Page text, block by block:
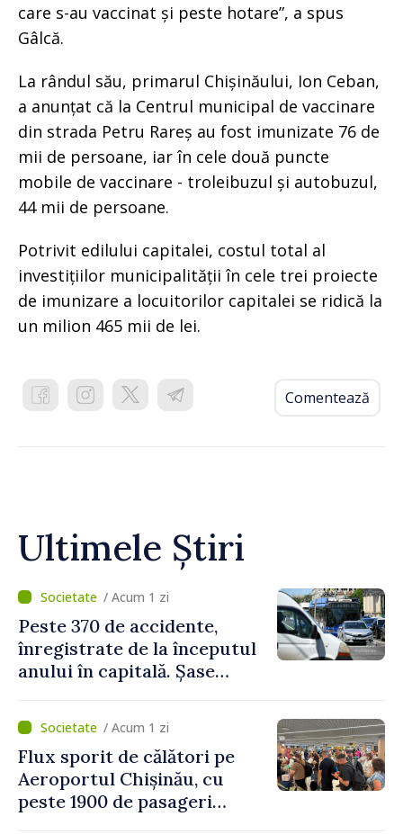
care s-au vaccinat și peste hotare”, a spus
Gâlcă.
La rândul său, primarul Chișinăului, Ion Ceban,
a anunțat că la Centrul municipal de vaccinare
din strada Petru Rareș au fost imunizate 76 de
mii de persoane, iar în cele două puncte
mobile de vaccinare - troleibuzul și autobuzul,
44 mii de persoane.
Potrivit edilului capitalei, costul total al
investițiilor municipalității în cele trei proiecte
de imunizare a locuitorilor capitalei se ridică la
un milion 465 mii de lei.
Comentează
Ultimele Știri
/ Acum 1 zi
Peste 370 de accidente,
înregistrate de la începutul
anului în capitală. Șase
/ Acum 1 zi
Flux sporit de călători pe
Aeroportul Chișinău, cu
peste 1900 de pasageri